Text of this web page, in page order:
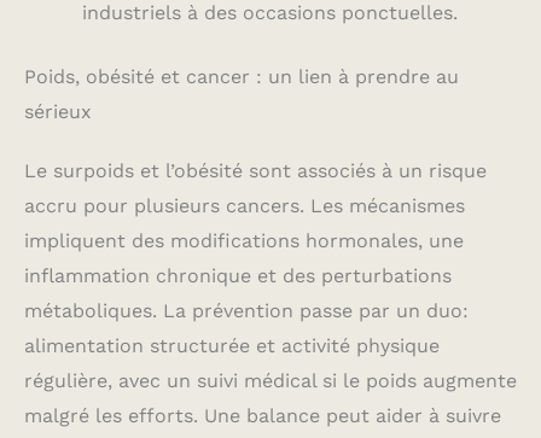
industriels à des occasions ponctuelles.
Poids, obésité et cancer : un lien à prendre au
sérieux
Le surpoids et l’obésité sont associés à un risque
accru pour plusieurs cancers. Les mécanismes
impliquent des modifications hormonales, une
inflammation chronique et des perturbations
métaboliques. La prévention passe par un duo:
alimentation structurée et activité physique
régulière, avec un suivi médical si le poids augmente
malgré les efforts. Une balance peut aider à suivre